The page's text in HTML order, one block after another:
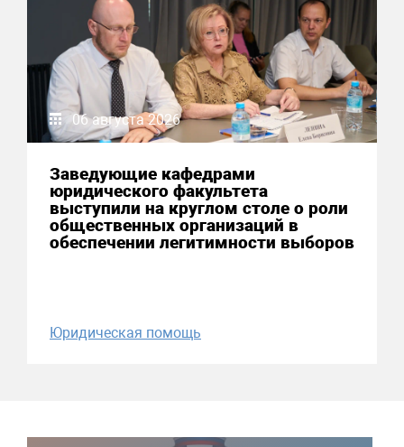
06 августа 2026
Заведующие кафедрами
юридического факультета
выступили на круглом столе о роли
общественных организаций в
обеспечении легитимности выборов
Юридическая помощь